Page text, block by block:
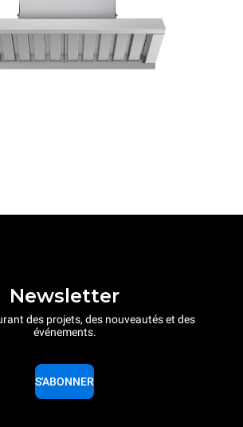
Newsletter
des projets, des nouveautés et des
événements.
S'ABONNER